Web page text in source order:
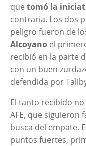
que tomó la
contraria. Los dos
peligro fueron de
Alcoyanoel
recibió en la parte
con un buen
defendida por
El tanto recibido
AFE, que siguieron
busca del empate.
puntos fuertes,